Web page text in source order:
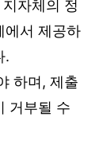
자체의 정
에서 제공하
.
하며, 제출
거부될 수